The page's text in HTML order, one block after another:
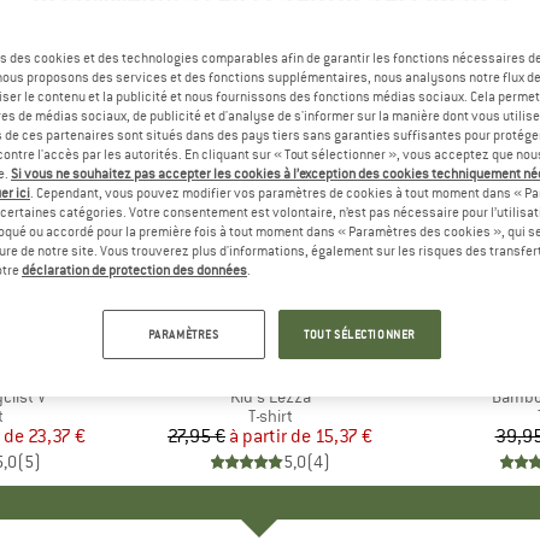
V
group
réduit
de 23,37 €
(5)
+1
Article
Kid's Lezza
Product group
T-shirt
Prix
27,95 € Prix réduit
à partir de 15,37 €
5,0(4)
Remise
Jusqu'à -45 %
Article
des cookies et des technologies comparables afin de garantir les fonctions nécessaires
proposons des services et des fonctions supplémentaires, nous analysons notre flux
le contenu et la publicité et nous fournissons des fonctions médias sociaux. Cela
de médias sociaux, de publicité et d'analyse de s'informer sur la manière dont vous
de ces partenaires sont situés dans des pays tiers sans garanties suffisantes pour
l'accès par les autorités. En cliquant sur « Tout sélectionner », vous acceptez que
Si vous ne souhaitez pas accepter les cookies à l’exception des cookies techniquement
ici. Cependant, vous pouvez modifier vos paramètres de cookies à tout moment dans «
catégories. Votre consentement est volontaire, n’est pas nécessaire pour
ou accordé pour la première fois à tout moment dans « Paramètres des cookies », qui
de notre site. Vous trouverez plus d'informations, également sur les risques des
déclaration de protection des données.
PARAMÈTRES TOUT SÉLECTIONNER